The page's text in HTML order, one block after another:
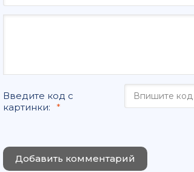
Введите код с
картинки:
Добавить комментарий